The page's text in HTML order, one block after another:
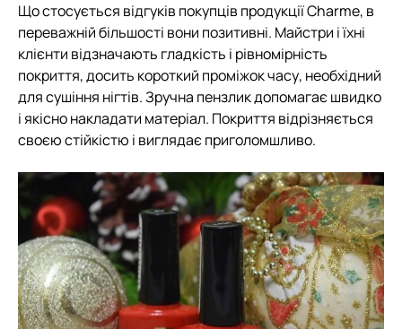
Що стосується відгуків покупців продукції Charme, в
переважній більшості вони позитивні. Майстри і їхні
клієнти відзначають гладкість і рівномірність
покриття, досить короткий проміжок часу, необхідний
для сушіння нігтів. Зручна пензлик допомагає швидко
і якісно накладати матеріал. Покриття відрізняється
своєю стійкістю і виглядає приголомшливо.